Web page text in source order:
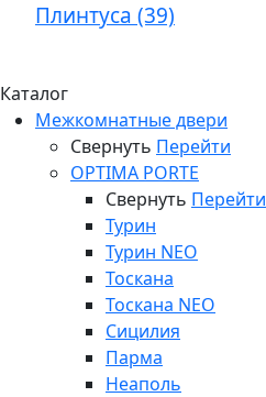
Плинтуса (39)
Каталог
Межкомнатные двери
Свернуть Перейти
OPTIMA PORTE
Свернуть Перейти
Турин
Турин NEO
Тоскана
Тоскана NEO
Сицилия
Парма
Неаполь